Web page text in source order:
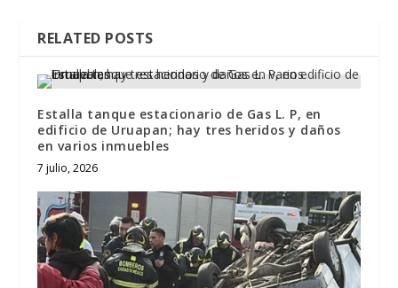
RELATED POSTS
Estalla tanque estacionario de Gas L. P, en
edificio de Uruapan; hay tres heridos y daños
en varios inmuebles
7 julio, 2026